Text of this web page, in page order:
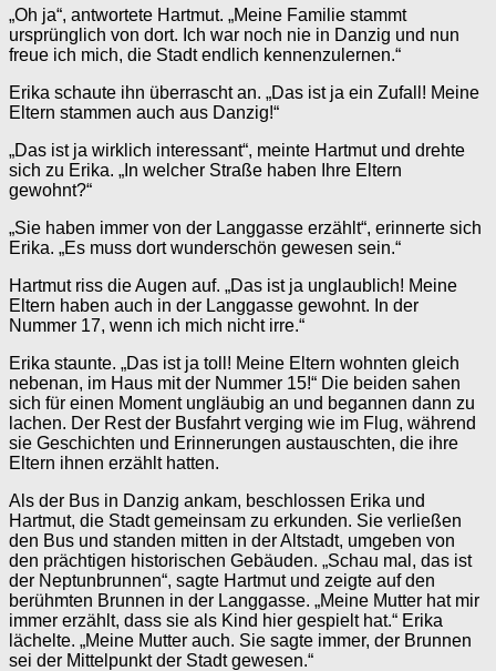
„Oh ja“, antwortete Hartmut. „Meine Familie stammt
ursprünglich von dort. Ich war noch nie in Danzig und nun
freue ich mich, die Stadt endlich kennenzulernen.“
Erika schaute ihn überrascht an. „Das ist ja ein Zufall! Meine
Eltern stammen auch aus Danzig!“
„Das ist ja wirklich interessant“, meinte Hartmut und drehte
sich zu Erika. „In welcher Straße haben Ihre Eltern
gewohnt?“
„Sie haben immer von der Langgasse erzählt“, erinnerte sich
Erika. „Es muss dort wunderschön gewesen sein.“
Hartmut riss die Augen auf. „Das ist ja unglaublich! Meine
Eltern haben auch in der Langgasse gewohnt. In der
Nummer 17, wenn ich mich nicht irre.“
Erika staunte. „Das ist ja toll! Meine Eltern wohnten gleich
nebenan, im Haus mit der Nummer 15!“ Die beiden sahen
sich für einen Moment ungläubig an und begannen dann zu
lachen. Der Rest der Busfahrt verging wie im Flug, während
sie Geschichten und Erinnerungen austauschten, die ihre
Eltern ihnen erzählt hatten.
Als der Bus in Danzig ankam, beschlossen Erika und
Hartmut, die Stadt gemeinsam zu erkunden. Sie verließen
den Bus und standen mitten in der Altstadt, umgeben von
den prächtigen historischen Gebäuden. „Schau mal, das ist
der Neptunbrunnen“, sagte Hartmut und zeigte auf den
berühmten Brunnen in der Langgasse. „Meine Mutter hat mir
immer erzählt, dass sie als Kind hier gespielt hat.“ Erika
lächelte. „Meine Mutter auch. Sie sagte immer, der Brunnen
sei der Mittelpunkt der Stadt gewesen.“